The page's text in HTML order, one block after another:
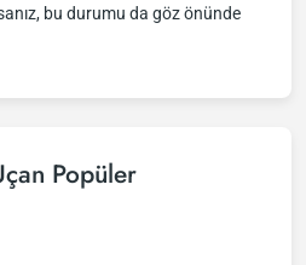
bu durumu da göz önünde
Popüler